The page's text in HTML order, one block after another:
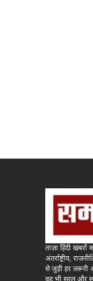
ताज़ा हिंदी खबरों
अंतर्राष्ट्रीय,
से जुड़ी हर जरूरी